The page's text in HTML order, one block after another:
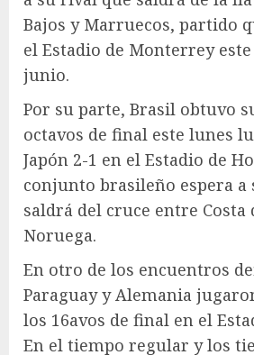
Bajos y Marruecos, partido
el Estadio de Monterrey
junio.
Por su parte, Brasil obtuvo
octavos de final este lunes
Japón 2-1 en el Estadio de
conjunto brasileño espera a
saldrá del cruce entre Costa
Noruega.
En otro de los encuentros
Paraguay y Alemania
los 16avos de final en el
En el tiempo regular y los